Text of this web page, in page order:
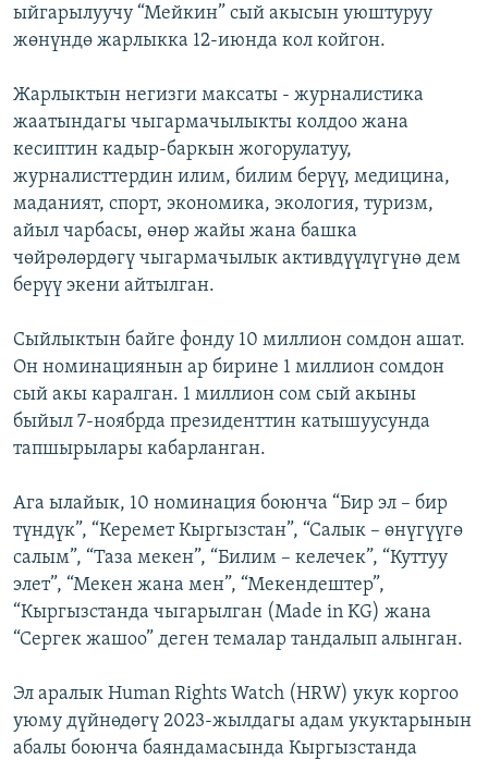
ыйгарылуучу “Мейкин” сый акысын уюштуруу
жөнүндө жарлыкка 12-июнда кол койгон.
Жарлыктын негизги максаты - журналистика
жаатындагы чыгармачылыкты колдоо жана
кесиптин кадыр-баркын жогорулатуу,
журналисттердин илим, билим берүү, медицина,
маданият, спорт, экономика, экология, туризм,
айыл чарбасы, өнөр жайы жана башка
чөйрөлөрдөгү чыгармачылык активдүүлүгүнө дем
берүү экени айтылган.
Сыйлыктын байге фонду 10 миллион сомдон ашат.
Он номинациянын ар бирине 1 миллион сомдон
сый акы каралган. 1 миллион сом сый акыны
быйыл 7-ноябрда президенттин катышуусунда
тапшырылары кабарланган.
Ага ылайык, 10 номинация боюнча “Бир эл – бир
түндүк”, “Керемет Кыргызстан”, “Салык – өнүгүүгө
салым”, “Таза мекен”, “Билим – келечек”, “Куттуу
элет”, “Мекен жана мен”, “Мекендештер”,
“Кыргызстанда чыгарылган (Made in KG) жана
“Сергек жашоо” деген темалар тандалып алынган.
Эл аралык Human Rights Watch (HRW) укук коргоо
уюму дүйнөдөгү 2023-жылдагы адам укуктарынын
абалы боюнча баяндамасында Кыргызстанда